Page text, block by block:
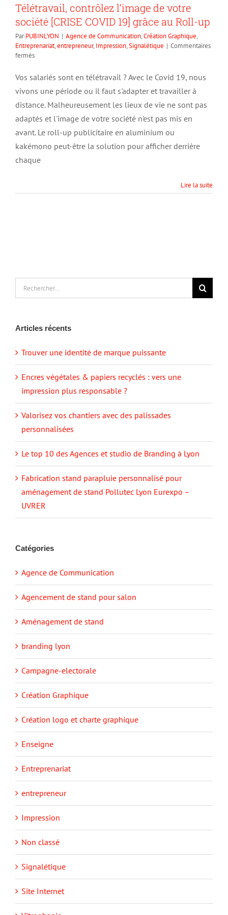
Télétravail, contrôlez l’image de votre
société [CRISE COVID 19] grâce au Roll-up
ParPUBINLYON | Agence de Communication,Création Graphique,
Entreprenariat,entrepreneur, Impression,Signalétique | Commentaires
ferméssur
contrôlez
de
votre
[CRISE
COVID
grâce
au
Vos salariés sont en télétravail ? Avec le Covid 19, nous
vivons une période ou il faut s'adapter et travailler à
distance. Malheureusement les lieux de vie ne sont pas
adaptés et l'image de votre société n'est pas mis en
avant. Le roll-up publicitaire en aluminium ou
kakémono peut-être la solution pour afficher derrière
chaque
Lire la suite
Rechercher:
Articles récents
Trouver une identité de marque puissante
Encres végétales & papiers recyclés : vers une
impression plus responsable ?
Valorisez vos chantiers avec des palissades
personnalisées
Le top 10 des Agences et studio de Branding à Lyon
Fabrication stand parapluie personnalisé pour
aménagement de stand Pollutec Lyon Eurexpo –
UVRER
Catégories
Agence de Communication
Agencement de stand pour salon
Aménagement de stand
branding lyon
Campagne-electorale
Création Graphique
Création logo et charte graphique
Enseigne
Entreprenariat
entrepreneur
Impression
Non classé
Signalétique
Site Internet